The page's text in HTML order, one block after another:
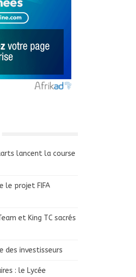
lancent la course
le projet FIFA
et King TC sacrés
des investisseurs
: le Lycée